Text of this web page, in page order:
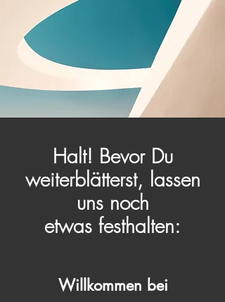
Halt! Bevor Du
weiterblätterst, lassen
uns noch
etwas festhalten:
Willkommen bei